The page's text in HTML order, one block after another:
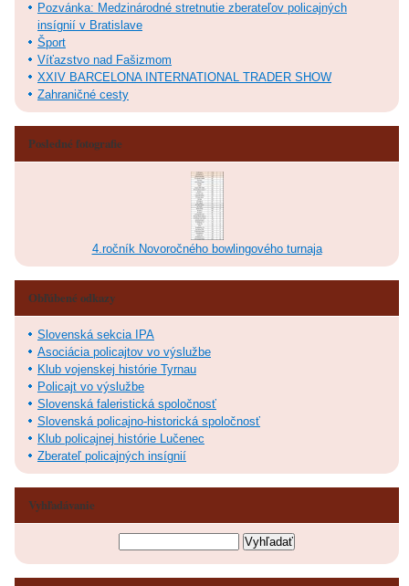
Pozvánka: Medzinárodné stretnutie zberateľov policajných
insígnií v Bratislave
Šport
Víťazstvo nad Fašizmom
XXIV BARCELONA INTERNATIONAL TRADER SHOW
Zahraničné cesty
Posledné fotografie
4.ročník Novoročného bowlingového turnaja
Obľúbené odkazy
Slovenská sekcia IPA
Asociácia policajtov vo výslužbe
Klub vojenskej histórie Tyrnau
Policajt vo výslužbe
Slovenská faleristická spoločnosť
Slovenská policajno-historická spoločnosť
Klub policajnej histórie Lučenec
Zberateľ policajných insígnií
Vyhľadávanie